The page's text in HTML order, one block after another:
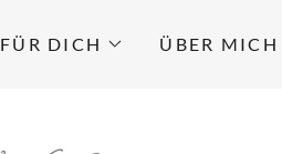
FÜR DICH ÜBER MICH